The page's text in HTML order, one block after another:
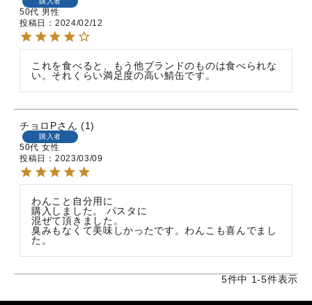
50代 男性
投稿日
2024/02/12
これを食べると、もう他ブランドのものは食べられな
い。それくらい満足度の高い鯖缶です。
チョロP 1
購入者
50代 女性
投稿日
2023/03/09
わんこと自分用に
購入しました。 パスタに
混ぜて頂きました。
臭みもなくて美味しかったです。わんこも喜んでまし
た。
5件中 1-5件表示